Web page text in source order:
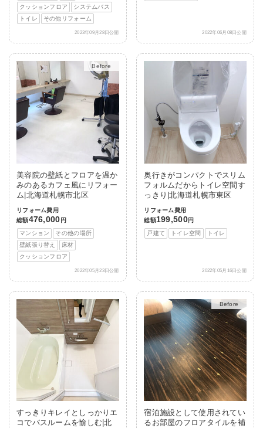
クッションフロア
システムバス
トイレ
その他リフォーム
2023年09月28日公開 2022年06月08日公開
After
美容院の壁紙とフロアを温か
みのあるカフェ風にリフォー
ム|北海道札幌市北区
リフォーム費用
総額476,000 円
マンション
その他の場所
壁紙張り替え
床材
クッションフロア
2022年05月23日公開
奥行きがコンパクトでスリム
フォルムだからトイレ空間す
っきり|北海道札幌市東区
リフォーム費用
総額199,500円
戸建て
トイレ空間 トイレ
2022年05月16日公開
すっきりキレイとしっかりエ
コでバスルームを愉しむ|北
After
宿泊施設として使用されてい
るお部屋のフロアタイルを補